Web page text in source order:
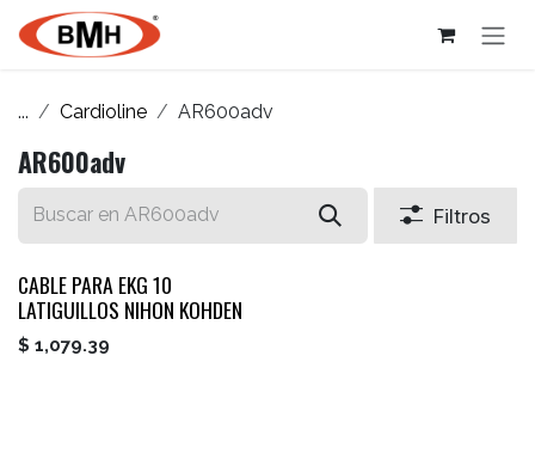
Ir al contenido
... Cardioline AR600adv
AR600adv
Filtros
CABLE PARA EKG 10
LATIGUILLOS NIHON KOHDEN
$ 1,079.39